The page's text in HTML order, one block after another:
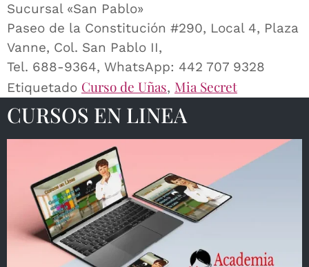
Sucursal «San Pablo»
Paseo de la Constitución #290, Local 4, Plaza
Vanne, Col. San Pablo II,
Tel. 688-9364, WhatsApp: 442 707 9328
Etiquetado Curso de Uñas, Mia Secret
CURSOS EN LINEA